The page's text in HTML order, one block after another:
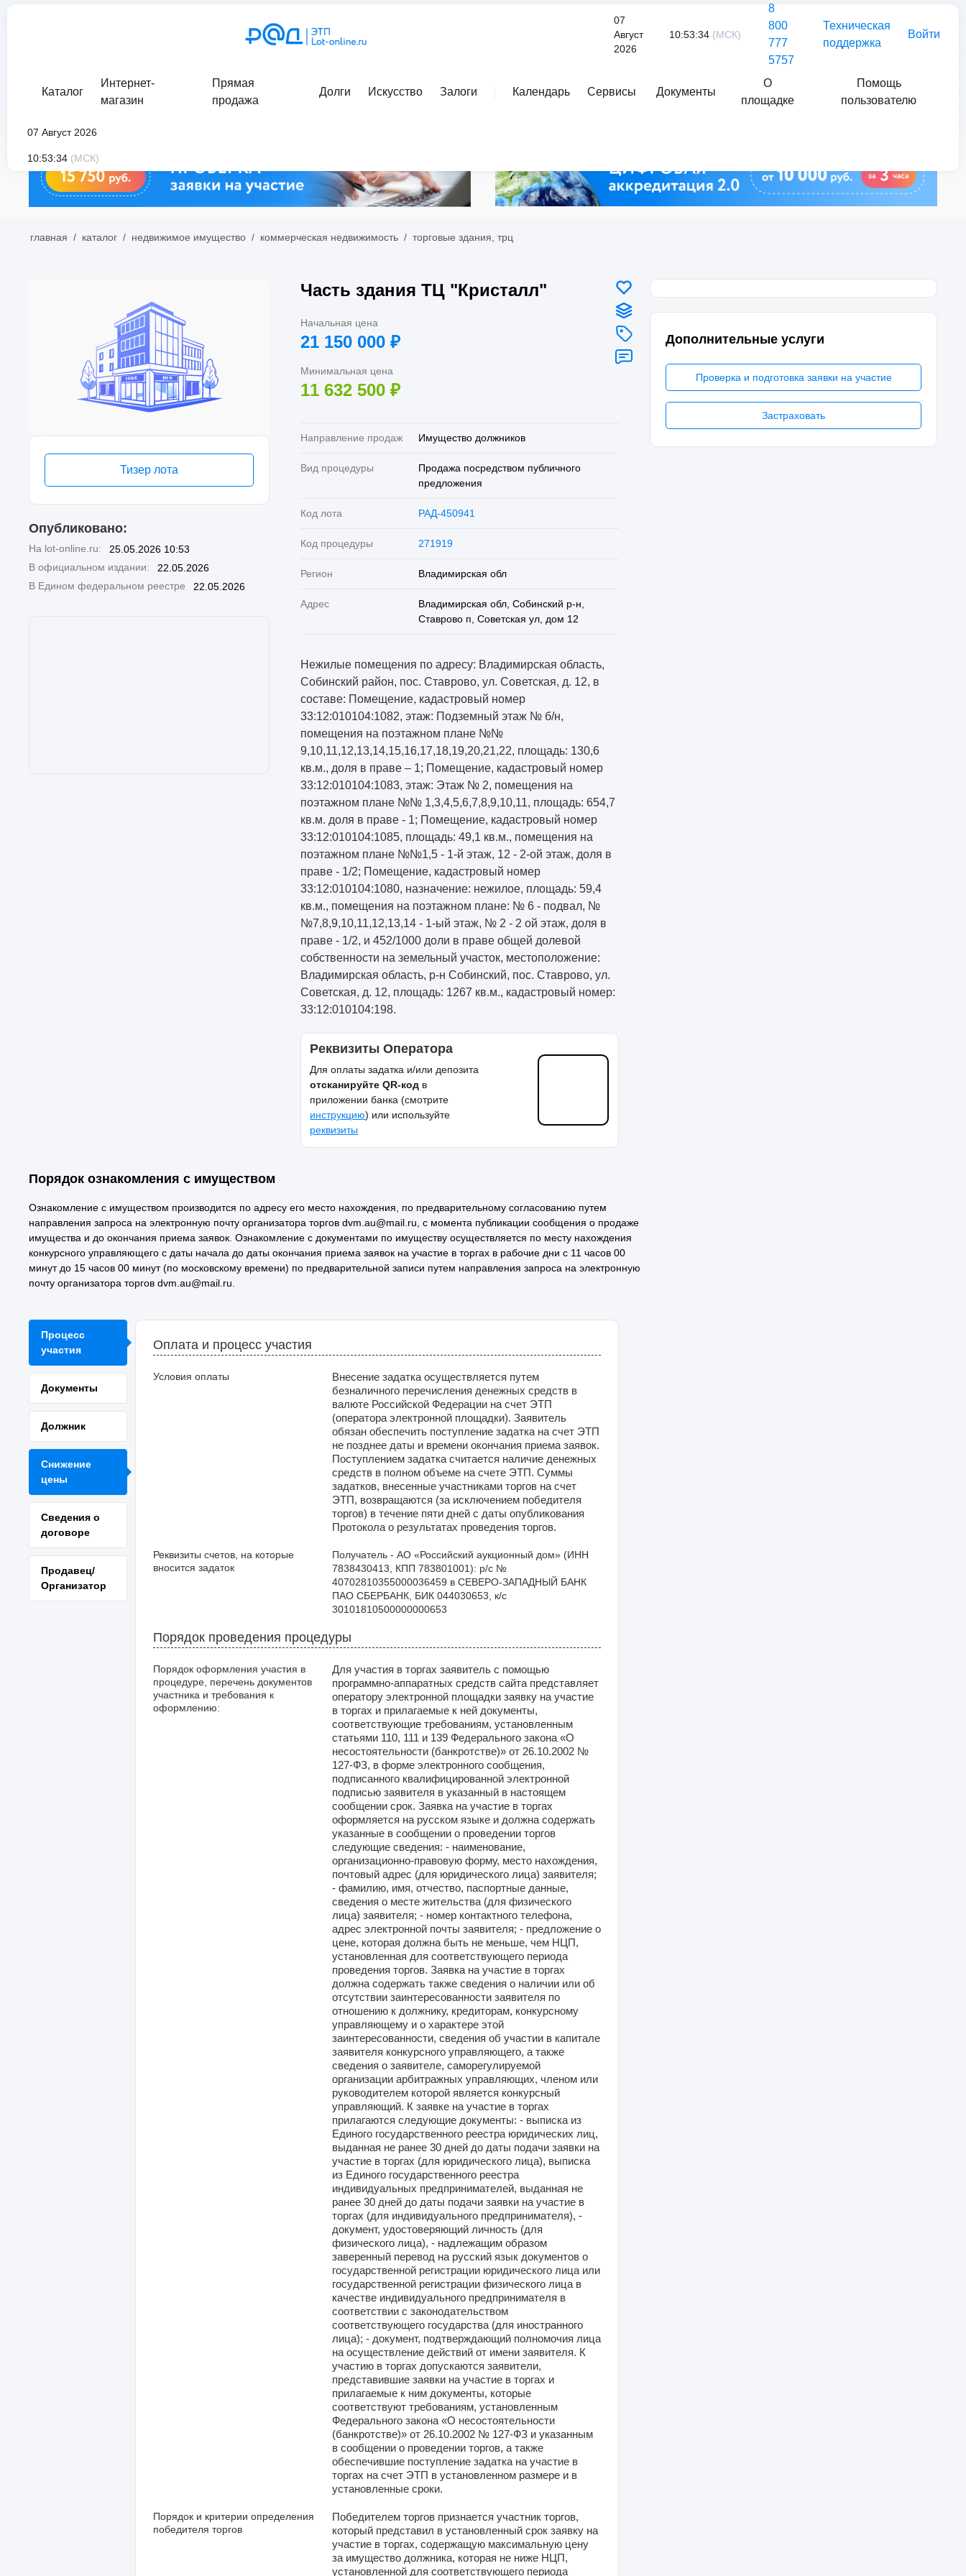
07
Август
2026
10:53:34 (МСК)
8
800
777
5757
Техническая
поддержка
Войти
Каталог
Интернет-
магазин
Прямая
продажа
Долги Искусство Залоги Календарь Сервисы Документы
О
площадке
Помощь
пользователю
07 Август 2026
10:53:34 (МСК)
главная / каталог / недвижимое имущество / коммерческая недвижимость / торговые здания, трц
Дополнительные услуги
Проверка и подготовка заявки на участие
Застраховать
Тизер лота
Опубликовано:
На lot-online.ru:
25.05.2026 10:53
В официальном издании:
22.05.2026
В Едином федеральном реестре
22.05.2026
Часть здания ТЦ "Кристалл"
Начальная цена
21 150 000 ₽
Минимальная цена
11 632 500 ₽
Направление продаж Имущество должников
Вид процедуры
Продажа посредством публичного
предложения
Код лота РАД-450941
Код процедуры 271919
Регион Владимирская обл
Адрес
Владимирская обл, Собинский р-н,
Ставрово п, Советская ул, дом 12
Нежилые помещения по адресу: Владимирская область,
Собинский район, пос. Ставрово, ул. Советская, д. 12, в
составе: Помещение, кадастровый номер
33:12:010104:1082, этаж: Подземный этаж № б/н,
помещения на поэтажном плане №№
9,10,11,12,13,14,15,16,17,18,19,20,21,22, площадь: 130,6
кв.м., доля в праве – 1; Помещение, кадастровый номер
33:12:010104:1083, этаж: Этаж № 2, помещения на
поэтажном плане №№ 1,3,4,5,6,7,8,9,10,11, площадь: 654,7
кв.м. доля в праве - 1; Помещение, кадастровый номер
33:12:010104:1085, площадь: 49,1 кв.м., помещения на
поэтажном плане №№1,5 - 1-й этаж, 12 - 2-ой этаж, доля в
праве - 1/2; Помещение, кадастровый номер
33:12:010104:1080, назначение: нежилое, площадь: 59,4
кв.м., помещения на поэтажном плане: № 6 - подвал, №
№7,8,9,10,11,12,13,14 - 1-ый этаж, № 2 - 2 ой этаж, доля в
праве - 1/2, и 452/1000 доли в праве общей долевой
собственности на земельный участок, местоположение:
Владимирская область, р-н Собинский, пос. Ставрово, ул.
Советская, д. 12, площадь: 1267 кв.м., кадастровый номер:
33:12:010104:198.
Реквизиты Оператора
Для оплаты задатка и/или депозита
отсканируйте QR-код в
приложении банка (смотрите
инструкцию) или используйте
реквизиты
Порядок ознакомления с имуществом
Ознакомление с имуществом производится по адресу его место нахождения, по предварительному согласованию путем
направления запроса на электронную почту организатора торгов dvm.au@mail.ru, с момента публикации сообщения о продаже
имущества и до окончания приема заявок. Ознакомление с документами по имуществу осуществляется по месту нахождения
конкурсного управляющего с даты начала до даты окончания приема заявок на участие в торгах в рабочие дни с 11 часов 00
минут до 15 часов 00 минут (по московскому времени) по предварительной записи путем направления запроса на электронную
почту организатора торгов dvm.au@mail.ru.
Процесс
участия
Документы
Должник
Снижение
цены
Сведения о
договоре
Продавец/
Организатор
Оплата и процесс участия
Условия оплаты
Внесение задатка осуществляется путем
безналичного перечисления денежных средств в
валюте Российской Федерации на счет ЭТП
(оператора электронной площадки). Заявитель
обязан обеспечить поступление задатка на счет ЭТП
не позднее даты и времени окончания приема заявок.
Поступлением задатка считается наличие денежных
средств в полном объеме на счете ЭТП. Суммы
задатков, внесенные участниками торгов на счет
ЭТП, возвращаются (за исключением победителя
торгов) в течение пяти дней с даты опубликования
Протокола о результатах проведения торгов.
Реквизиты счетов, на которые
вносится задаток
Получатель - АО «Российский аукционный дом» (ИНН
7838430413, КПП 783801001): р/с №
40702810355000036459 в СЕВЕРО-ЗАПАДНЫЙ БАНК
ПАО СБЕРБАНК, БИК 044030653, к/с
30101810500000000653
Порядок проведения процедуры
Порядок оформления участия в
процедуре, перечень документов
участника и требования к
оформлению:
Для участия в торгах заявитель с помощью
программно-аппаратных средств сайта представляет
оператору электронной площадки заявку на участие
в торгах и прилагаемые к ней документы,
соответствующие требованиям, установленным
статьями 110, 111 и 139 Федерального закона «О
несостоятельности (банкротстве)» от 26.10.2002 №
127-ФЗ, в форме электронного сообщения,
подписанного квалифицированной электронной
подписью заявителя в указанный в настоящем
сообщении срок. Заявка на участие в торгах
оформляется на русском языке и должна содержать
указанные в сообщении о проведении торгов
следующие сведения: - наименование,
организационно-правовую форму, место нахождения,
почтовый адрес (для юридического лица) заявителя;
- фамилию, имя, отчество, паспортные данные,
сведения о месте жительства (для физического
лица) заявителя; - номер контактного телефона,
адрес электронной почты заявителя; - предложение о
цене, которая должна быть не меньше, чем НЦП,
установленная для соответствующего периода
проведения торгов. Заявка на участие в торгах
должна содержать также сведения о наличии или об
отсутствии заинтересованности заявителя по
отношению к должнику, кредиторам, конкурсному
управляющему и о характере этой
заинтересованности, сведения об участии в капитале
заявителя конкурсного управляющего, а также
сведения о заявителе, саморегулируемой
организации арбитражных управляющих, членом или
руководителем которой является конкурсный
управляющий. К заявке на участие в торгах
прилагаются следующие документы: - выписка из
Единого государственного реестра юридических лиц,
выданная не ранее 30 дней до даты подачи заявки на
участие в торгах (для юридического лица), выписка
из Единого государственного реестра
индивидуальных предпринимателей, выданная не
ранее 30 дней до даты подачи заявки на участие в
торгах (для индивидуального предпринимателя), -
документ, удостоверяющий личность (для
физического лица), - надлежащим образом
заверенный перевод на русский язык документов о
государственной регистрации юридического лица или
государственной регистрации физического лица в
качестве индивидуального предпринимателя в
соответствии с законодательством
соответствующего государства (для иностранного
лица); - документ, подтверждающий полномочия лица
на осуществление действий от имени заявителя. К
участию в торгах допускаются заявители,
представившие заявки на участие в торгах и
прилагаемые к ним документы, которые
соответствуют требованиям, установленным
Федерального закона «О несостоятельности
(банкротстве)» от 26.10.2002 № 127-ФЗ и указанным
в сообщении о проведении торгов, а также
обеспечившие поступление задатка на участие в
торгах на счет ЭТП в установленном размере и в
установленные сроки.
Порядок и критерии определения
победителя торгов
Победителем торгов признается участник торгов,
который представил в установленный срок заявку на
участие в торгах, содержащую максимальную цену
за имущество должника, которая не ниже НЦП,
установленной для соответствующего периода